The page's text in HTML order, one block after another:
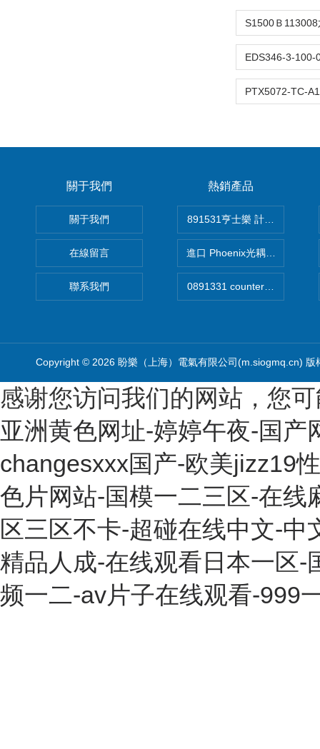
關于我們
關于我們
在線留言
聯系我們
熱銷產品
891531亨士樂 計時器
進口 Phoenix光耦開關
Copyright © 2026 盼樂（上海）電氣有限公司(m.siogmq.cn) 版
感谢您访问我们的网站，您
亚洲黄色网址-婷婷午夜-国
changesxxx国产-欧美jizz19
色片网站-国模一二三区-在线
区三区不卡-超碰在线中文-
精品人成-在线观看日本一区-
频一二-av片子在线观看-999